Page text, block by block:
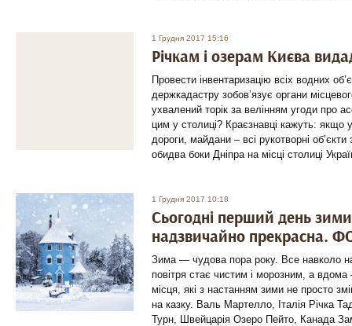
1 Грудня 2017 15:16
Річкам і озерам Києва
Провести інвентаризацію всіх водних
держкадастру зобов’язує органи
ухвалений торік за велінням угоди про
цим у столиці? Краєзнавці кажуть: якщо
дороги, майдани – всі рукотворні об’єкти
обидва боки Дніпра на місці столиці
1 Грудня 2017 10:18
Сьогодні перший день
надзвичайно прекрасна.
Зима — чудова пора року. Все навколо
повітря стає чистим і морозним, а
місця, які з настанням зими не просто
на казку. Валь Мартелло, Італія Річка
Турн, Швейцарія Озеро Пейто, Канада